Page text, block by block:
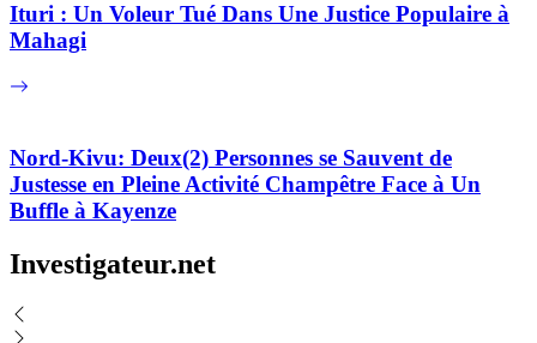
Ituri : Un Voleur Tué Dans Une Justice Populaire à
Mahagi
Nord-Kivu: Deux(2) Personnes se Sauvent de
Justesse en Pleine Activité Champêtre Face à Un
Buffle à Kayenze
Investigateur.net